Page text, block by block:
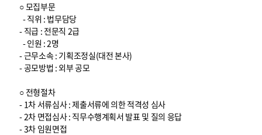
○ 모집부문
- 직위 : 법무담당
- 직급 : 전문직 2급
- 인원 : 2명
- 근무소속 : 기획조정실(대전 본사)
- 공모방법 : 외부 공모
○ 전형절차
- 1차 서류심사 : 제출서류에 의한 적격성 심사
- 2차 면접심사 : 직무수행계획서 발표 및 질의 응답
- 3차 임원면접